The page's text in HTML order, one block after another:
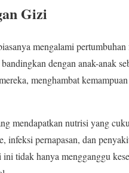
Gizi
mengalami
dengan anak-anak
menghambat
mendapatkan nutrisi yang
infeksi pernapasan, dan
tidak hanya mengganggu